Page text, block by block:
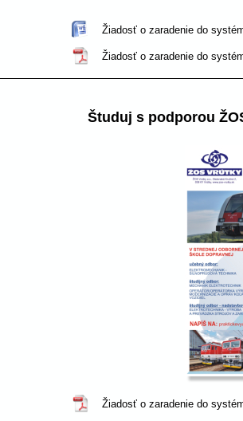
Študuj s podporou
Žiadosť o zaradenie do
Žiadosť o zaradenie do
Žiadosť o zaradenie do